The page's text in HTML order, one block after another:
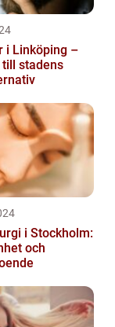
i Linköping –
stadens
i Stockholm:
och